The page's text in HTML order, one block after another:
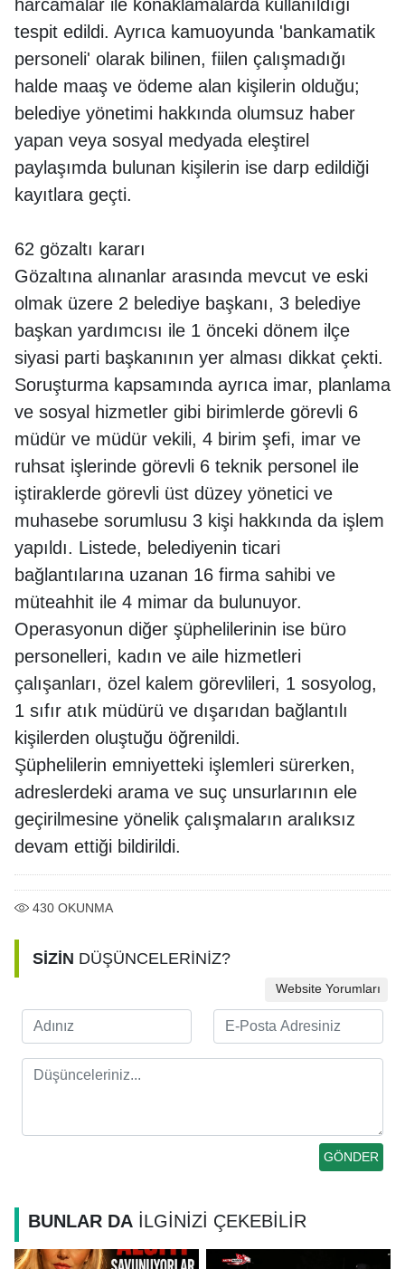
harcamalar ile konaklamalarda kullanıldığı
tespit edildi. Ayrıca kamuoyunda 'bankamatik
personeli' olarak bilinen, fiilen çalışmadığı
halde maaş ve ödeme alan kişilerin olduğu;
belediye yönetimi hakkında olumsuz haber
yapan veya sosyal medyada eleştirel
paylaşımda bulunan kişilerin ise darp edildiği
kayıtlara geçti.
62 gözaltı kararı
Gözaltına alınanlar arasında mevcut ve eski
olmak üzere 2 belediye başkanı, 3 belediye
başkan yardımcısı ile 1 önceki dönem ilçe
siyasi parti başkanının yer alması dikkat çekti.
Soruşturma kapsamında ayrıca imar, planlama
ve sosyal hizmetler gibi birimlerde görevli 6
müdür ve müdür vekili, 4 birim şefi, imar ve
ruhsat işlerinde görevli 6 teknik personel ile
iştiraklerde görevli üst düzey yönetici ve
muhasebe sorumlusu 3 kişi hakkında da işlem
yapıldı. Listede, belediyenin ticari
bağlantılarına uzanan 16 firma sahibi ve
müteahhit ile 4 mimar da bulunuyor.
Operasyonun diğer şüphelilerinin ise büro
personelleri, kadın ve aile hizmetleri
çalışanları, özel kalem görevlileri, 1 sosyolog,
1 sıfır atık müdürü ve dışarıdan bağlantılı
kişilerden oluştuğu öğrenildi.
Şüphelilerin emniyetteki işlemleri sürerken,
adreslerdeki arama ve suç unsurlarının ele
geçirilmesine yönelik çalışmaların aralıksız
devam ettiği bildirildi.
430 OKUNMA
SİZİN DÜŞÜNCELERİNİZ?
Website Yorumları
BUNLAR DA İLGİNİZİ ÇEKEBİLİR